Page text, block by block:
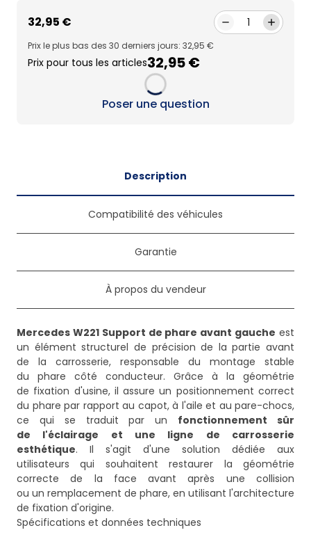
32,95 € 1
Prix le plus bas des 30 derniers jours: 32,95 €
Prix pour tous les articles32,95 €
Loading...
Poser une question
Description
Compatibilité des véhicules
Garantie
À propos du vendeur
Mercedes W221 Support de phare avant gauche est
un élément structurel de précision de la partie avant
de la carrosserie, responsable du montage stable
du phare côté conducteur. Grâce à la géométrie
de fixation d'usine, il assure un positionnement correct
du phare par rapport au capot, à l'aile et au pare-chocs,
ce qui se traduit par un fonctionnement sûr
de l'éclairage et une ligne de carrosserie
esthétique. Il s'agit d'une solution dédiée aux
utilisateurs qui souhaitent restaurer la géométrie
correcte de la face avant après une collision
ou un remplacement de phare, en utilisant l'architecture
de fixation d'origine.
Spécifications et données techniques